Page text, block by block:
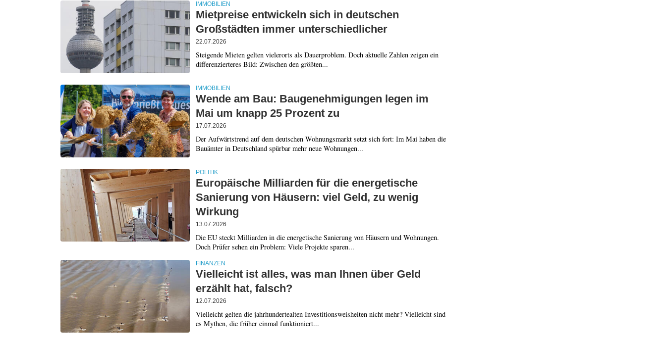
IMMOBILIEN
Mietpreise entwickeln sich in deutschen
Großstädten immer unterschiedlicher
22.07.2026
Steigende Mieten gelten vielerorts als Dauerproblem. Doch aktuelle Zahlen zeigen ein
differenzierteres Bild: Zwischen den größten...
IMMOBILIEN
Wende am Bau: Baugenehmigungen legen im
Mai um knapp 25 Prozent zu
17.07.2026
Der Aufwärtstrend auf dem deutschen Wohnungsmarkt setzt sich fort: Im Mai haben die
Bauämter in Deutschland spürbar mehr neue Wohnungen...
POLITIK
Europäische Milliarden für die energetische
Sanierung von Häusern: viel Geld, zu wenig
Wirkung
13.07.2026
Die EU steckt Milliarden in die energetische Sanierung von Häusern und Wohnungen.
Doch Prüfer sehen ein Problem: Viele Projekte sparen...
FINANZEN
Vielleicht ist alles, was man Ihnen über Geld
erzählt hat, falsch?
12.07.2026
Vielleicht gelten die jahrhundertealten Investitionsweisheiten nicht mehr? Vielleicht sind
es Mythen, die früher einmal funktioniert...